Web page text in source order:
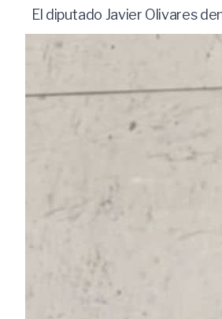
El diputado Javier Olivares